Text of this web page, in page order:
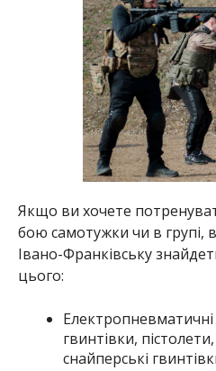
Якщо ви хочете
бою самотужки чи в групі,
Івано-Франківську
цього:
гвинтівки,
снайперські